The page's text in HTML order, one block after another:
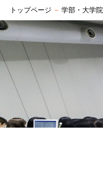
トップページ － 学部・大学院